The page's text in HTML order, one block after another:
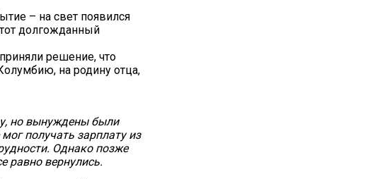
– на свет появился
долгожданный
решение, что
на родину отца,
но вынуждены были
получать зарплату из
Однако позже
равно вернулись.